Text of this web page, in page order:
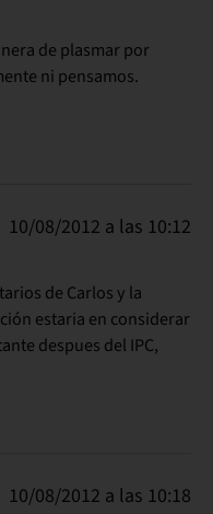
de plasmar por
ni pensamos.
10/08/2012 a las 10:12
de Carlos y la
estaria en considerar
despues del IPC,
10/08/2012 a las 10:18